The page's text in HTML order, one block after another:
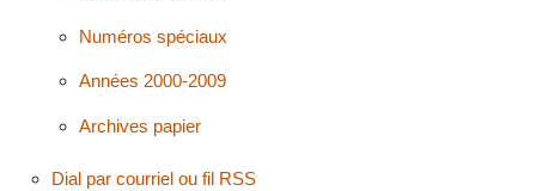
Numéros spéciaux
Années 2000-2009
Archives papier
Dial par courriel ou fil RSS